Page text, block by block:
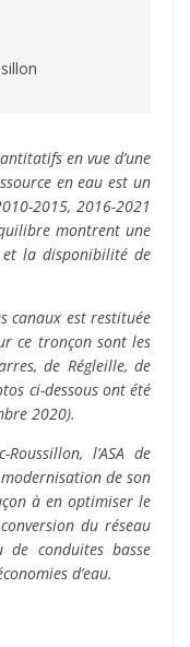
en vue d’une
en eau est un
2015, 2016-2021
montrent une
et la disponibilité de
canaux est restituée
ce tronçon sont les
de Régleille, de
ci-dessous ont été
2020).
l’ASA de
de son
à en optimiser le
du réseau
conduites basse
d’eau.